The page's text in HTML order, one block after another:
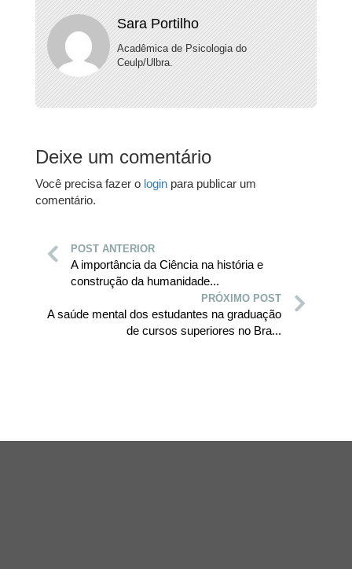
Sara Portilho
Acadêmica de Psicologia do
Ceulp/Ulbra.
Deixe um comentário
Você precisa fazer o login para publicar um
comentário.
POST ANTERIOR
A importância da Ciência na história e
construção da humanidade...
PRÓXIMO POST
A saúde mental dos estudantes na graduação
de cursos superiores no Bra...